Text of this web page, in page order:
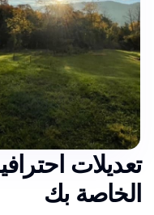
الخاصة بك